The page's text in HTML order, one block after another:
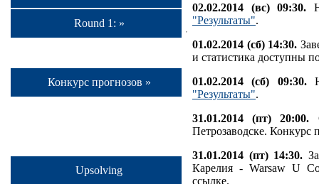
Round 1: »
Конкурс прогнозов »
Upsolving
02.02.2014 (вс) 09:30.
"Результаты".
01.02.2014 (сб) 14:30.
и статистика доступны
01.02.2014 (сб) 09:30.
"Результаты".
31.01.2014 (пт) 20:00.
Петрозаводске. Конкурс
31.01.2014 (пт) 14:30.
Карелия - Warsaw U
ссылке.